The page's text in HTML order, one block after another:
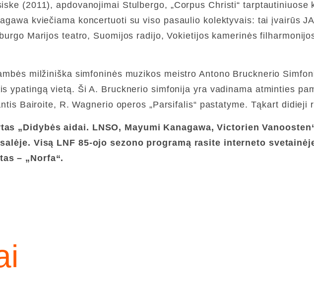
(2011), apdovanojimai Stulbergo, „Corpus Christi“
kviečiama koncertuoti su viso pasaulio kolektyvais: tai įvairūs
Marijos teatro, Suomijos radijo, Vokietijos kamerinės
milžiniška simfoninės muzikos meistro Antono Brucknerio
ypatingą vietą. Ši A. Brucknerio simfonija yra vadinama atminties
Bairoite, R. Wagnerio operos „Parsifalis“ pastatyme. Tąkart
„Didybės aidai. LNSO, Mayumi Kanagawa, Victorien
Visą LNF 85-ojo sezono programą rasite interneto
– „Norfa“.